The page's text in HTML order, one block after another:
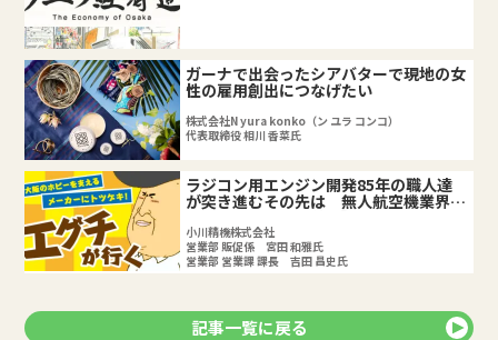
ガーナで出会ったシアバターで現地の女
性の雇用創出につなげたい
株式会社N yura konko（ン ユラ コンコ）
代表取締役 相川 香菜氏
ラジコン用エンジン開発85年の職人達
が突き進むその先は 無人航空機業界へ
挑む開発型企業【前編】
小川精機株式会社
営業部 販促係 宮田 和雅氏
営業部 営業課 課長 吉田 昌史氏
記事一覧に戻る